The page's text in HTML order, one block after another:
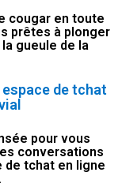
cougar en toute
prêtes à plonger
gueule de la
de tchat
pour vous
conversations
de tchat en ligne